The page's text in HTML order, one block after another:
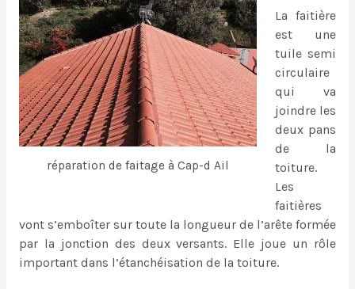
réparation de faitage à Cap-d Ail
La faitière
est une
tuile semi
circulaire
qui va
joindre les
deux pans
de la
toiture.
Les
faitières
vont s’emboîter sur toute la longueur de l’arête formée
par la jonction des deux versants. Elle joue un rôle
important dans l’étanchéisation de la toiture.